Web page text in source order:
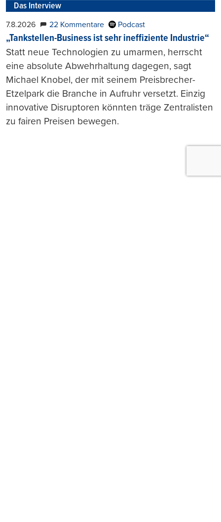
Das Interview
7.8.2026 22 Kommentare Podcast
„Tankstellen-Business ist sehr ineffiziente Industrie“
Statt neue Technologien zu umarmen, herrscht
eine absolute Abwehrhaltung dagegen, sagt
Michael Knobel, der mit seinem Preisbrecher-
Etzelpark die Branche in Aufruhr versetzt. Einzig
innovative Disruptoren könnten träge Zentralisten
zu fairen Preisen bewegen.